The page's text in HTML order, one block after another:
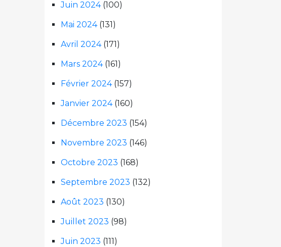
Juin 2024(100)
Mai 2024(131)
Avril 2024(171)
Mars 2024(161)
Février 2024(157)
Janvier 2024(160)
Décembre 2023 (154)
Novembre 2023 (146)
Octobre 2023 (168)
Septembre 2023 (132)
Août 2023 (130)
Juillet 2023 (98)
Juin 2023 (111)